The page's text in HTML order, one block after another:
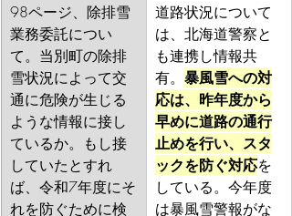
98ページ、除排雪
業務委託につい
て。当別町の除排
雪状況によって交
通に危険が生じる
ような情報に接し
ているか。もし接
していたとすれ
ば、令和7年度にそ
れを防ぐために検
道路状況について
は、北海道警察と
も連携し情報共
有。 暴風雪への対
応は、昨年度から
早めに道路の通行
止めを行い、スタ
ックを防ぐ対応を
している。今年度
は暴風雪警報がな